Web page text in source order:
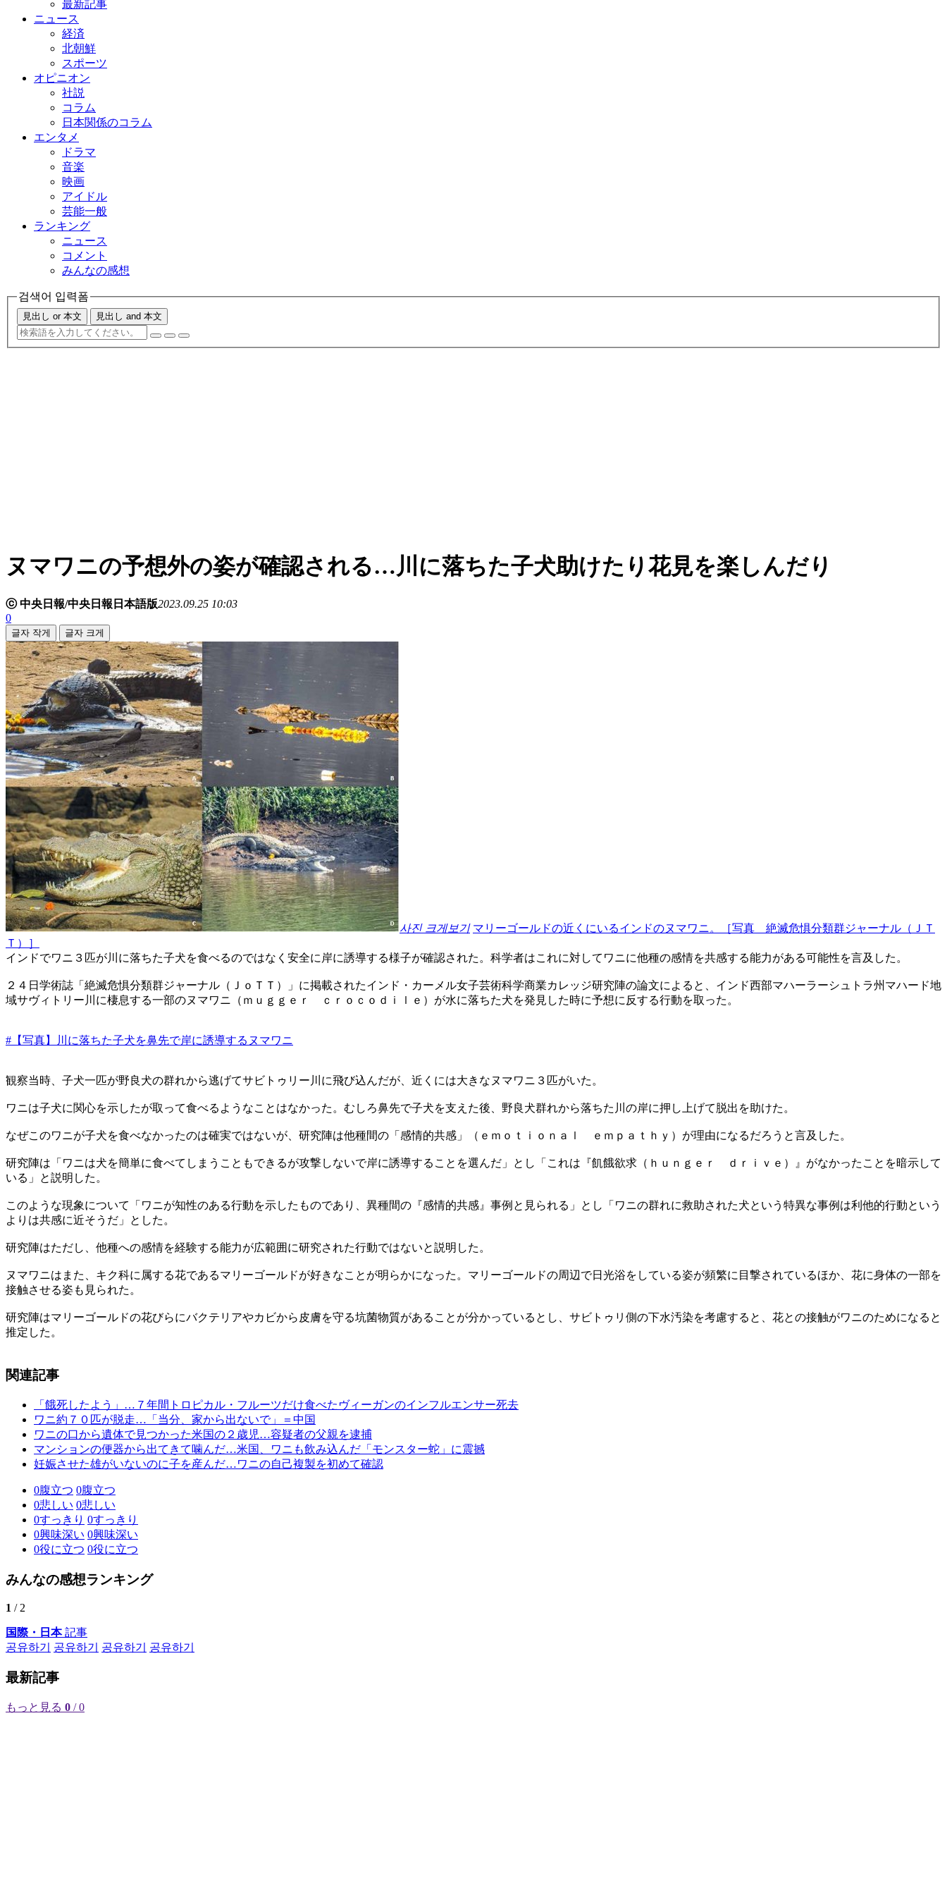
最新記事
ニュース
経済
北朝鮮
スポーツ
オピニオン
社説
コラム
日本関係のコラム
エンタメ
ドラマ
音楽
映画
アイドル
芸能一般
ランキング
ニュース
コメント
みんなの感想
검색어 입력폼
見出し or 本文 見出し and 本文
ヌマワニの予想外の姿が確認される…川に落ちた子犬助けたり花見を楽しんだり
ⓒ 中央日報/中央日報日本語版2023.09.25 10:03
0
글자 작게 글자 크게
사진 크게보기 マリーゴールドの近くにいるインドのヌマワニ。［写真 絶滅危惧分類群ジャーナル（ＪＴ
Ｔ）］
インドでワニ３匹が川に落ちた子犬を食べるのではなく安全に岸に誘導する様子が確認された。科学者はこれに対してワニに他種の感情を共感する能力がある可能性を言及した。
２４日学術誌「絶滅危惧分類群ジャーナル（ＪｏＴＴ）」に掲載されたインド・カーメル女子芸術科学商業カレッジ研究陣の論文によると、インド西部マハーラーシュトラ州マハード地
域サヴィトリー川に棲息する一部のヌマワニ（ｍｕｇｇｅｒ ｃｒｏｃｏｄｉｌｅ）が水に落ちた犬を発見した時に予想に反する行動を取った。
#【写真】川に落ちた子犬を鼻先で岸に誘導するヌマワニ
観察当時、子犬一匹が野良犬の群れから逃げてサビトゥリー川に飛び込んだが、近くには大きなヌマワニ３匹がいた。
ワニは子犬に関心を示したが取って食べるようなことはなかった。むしろ鼻先で子犬を支えた後、野良犬群れから落ちた川の岸に押し上げて脱出を助けた。
なぜこのワニが子犬を食べなかったのは確実ではないが、研究陣は他種間の「感情的共感」（ｅｍｏｔｉｏｎａｌ ｅｍｐａｔｈｙ）が理由になるだろうと言及した。
研究陣は「ワニは犬を簡単に食べてしまうこともできるが攻撃しないで岸に誘導することを選んだ」とし「これは『飢餓欲求（ｈｕｎｇｅｒ ｄｒｉｖｅ）』がなかったことを暗示して
いる」と説明した。
このような現象について「ワニが知性のある行動を示したものであり、異種間の『感情的共感』事例と見られる」とし「ワニの群れに救助された犬という特異な事例は利他的行動という
よりは共感に近そうだ」とした。
研究陣はただし、他種への感情を経験する能力が広範囲に研究された行動ではないと説明した。
ヌマワニはまた、キク科に属する花であるマリーゴールドが好きなことが明らかになった。マリーゴールドの周辺で日光浴をしている姿が頻繁に目撃されているほか、花に身体の一部を
接触させる姿も見られた。
研究陣はマリーゴールドの花びらにバクテリアやカビから皮膚を守る坑菌物質があることが分かっているとし、サビトゥリ側の下水汚染を考慮すると、花との接触がワニのためになると
推定した。
関連記事
「餓死したよう」…７年間トロピカル・フルーツだけ食べたヴィーガンのインフルエンサー死去
ワニ約７０匹が脱走…「当分、家から出ないで」＝中国
ワニの口から遺体で見つかった米国の２歳児…容疑者の父親を逮捕
マンションの便器から出てきて噛んだ…米国、ワニも飲み込んだ「モンスター蛇」に震撼
妊娠させた雄がいないのに子を産んだ…ワニの自己複製を初めて確認
0腹立つ 0腹立つ
0悲しい 0悲しい
0すっきり 0すっきり
0興味深い 0興味深い
0役に立つ 0役に立つ
みんなの感想ランキング
1 / 2
国際・日本記事
공유하기
공유하기 공유하기 공유하기
最新記事
もっと見る 0 / 0